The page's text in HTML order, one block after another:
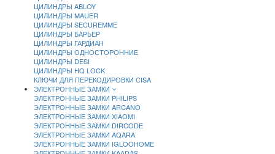
ЦИЛИНДРЫ ABLOY
ЦИЛИНДРЫ MAUER
ЦИЛИНДРЫ SECUREMME
ЦИЛИНДРЫ БАРЬЕР
ЦИЛИНДРЫ ГАРДИАН
ЦИЛИНДРЫ ОДНОСТОРОННИЕ
ЦИЛИНДРЫ DESI
ЦИЛИНДРЫ HQ LOCK
КЛЮЧИ ДЛЯ ПЕРЕКОДИРОВКИ CISA
ЭЛЕКТРОННЫЕ ЗАМКИ
ЭЛЕКТРОННЫЕ ЗАМКИ PHILIPS
ЭЛЕКТРОННЫЕ ЗАМКИ ARCANO
ЭЛЕКТРОННЫЕ ЗАМКИ XIAOMI
ЭЛЕКТРОННЫЕ ЗАМКИ DIRCODE
ЭЛЕКТРОННЫЕ ЗАМКИ AQARA
ЭЛЕКТРОННЫЕ ЗАМКИ IGLOOHOME